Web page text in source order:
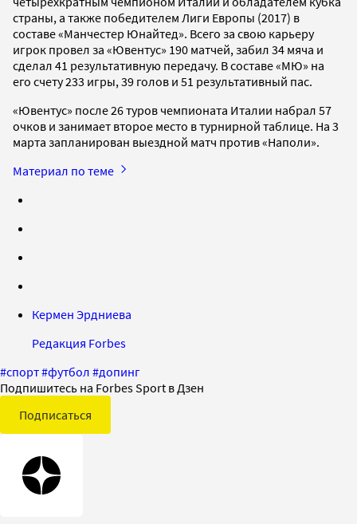
страны, а также победителем Лиги Европы (2017) в
составе «Манчестер Юнайтед». Всего за свою карьеру
игрок провел за «Ювентус» 190 матчей, забил 34 мяча и
сделал 41 результативную передачу. В составе «МЮ» на
его счету 233 игры, 39 голов и 51 результативный пас.
«Ювентус» после 26 туров чемпионата Италии набрал 57
очков и занимает второе место в турнирной таблице. На 3
марта запланирован выездной матч против «Наполи».
Материал по теме
Кермен Эрдниева
Редакция Forbes
#спорт#футбол #допинг
Подпишитесь на Forbes Sport в Дзен
Подписаться